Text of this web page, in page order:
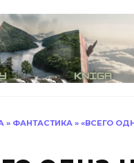
» ФАНТАСТИКА » «ВСЕГО